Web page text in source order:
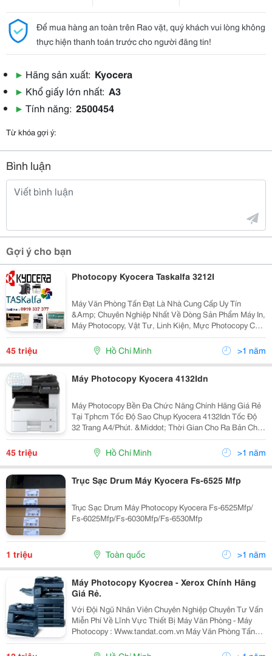
Để mua hàng an toàn trên Rao vặt, quý khách vui lòng không
thực hiện thanh toán trước cho người đăng tin!
▶ Hãng sản xuất: Kyocera
▶ Khổ giấy lớn nhất: A3
▶ Tính năng: 2500454
Từ khóa gợi ý:
Bình luận
Gợi ý cho bạn
Photocopy Kyocera Taskalfa 3212I
Máy Văn Phòng Tấn Đạt Là Nhà Cung Cấp Uy Tín
&Amp; Chuyên Nghiệp Nhất Về Dòng Sản Phẩm Máy In,
Máy Photocopy, Vật Tư, Linh Kiện, Mực Photocopy Của
Nhật Như : Kyocera (Mita )Taskalfa, Xerox, Ricoh, Hp
Mfp, Toshiba Tại Tp Hcm Thời Buổi Kinh Tế...
45 triệu Hồ Chí Minh >1 năm
Máy Photocopy Kyocera 4132Idn
Máy Photocopy Bền Đa Chức Năng Chính Hãng Giá Rẻ
Tại Tphcm Tốc Độ Sao Chụp Kyocera 4132Idn Tốc Độ
32 Trang A4/Phút. &Middot; Thời Gian Cho Ra Bản Chụp
Đầu Tiên Dưới 5,7 Giây. &Middot; Bộ Đảo Mặt Bản
Chụp (Chọn Thêm) Giúp Bạn Tiết Kiệm Hơn. ...
45 triệu Hồ Chí Minh >1 năm
Trục Sạc Drum Máy Kyocera Fs-6525 Mfp
Trục Sạc Drum Máy Photocopy Kyocera Fs-6525Mfp/
Fs-6025Mfp/Fs-6030Mfp/Fs-6530Mfp
1 triệu Toàn quốc >1 năm
Máy Photocopy Kyocrea - Xerox Chính Hãng
Giá Rẻ.
Với Đội Ngũ Nhân Viên Chuyên Nghiệp Chuyên Tư Vấn
Miễn Phí Về Lĩnh Vực Thiết Bị Máy Văn Phòng - Máy
Photocopy : Www.tandat.com.vn Máy Văn Phòng Tấn
Đạt Là Nơi Cung Cấp Uy Tín Nhất Về Dòng Sản Phẩm
Máy In, Máy Photocopy, Vật Tư, Linh Kiện, Mực...